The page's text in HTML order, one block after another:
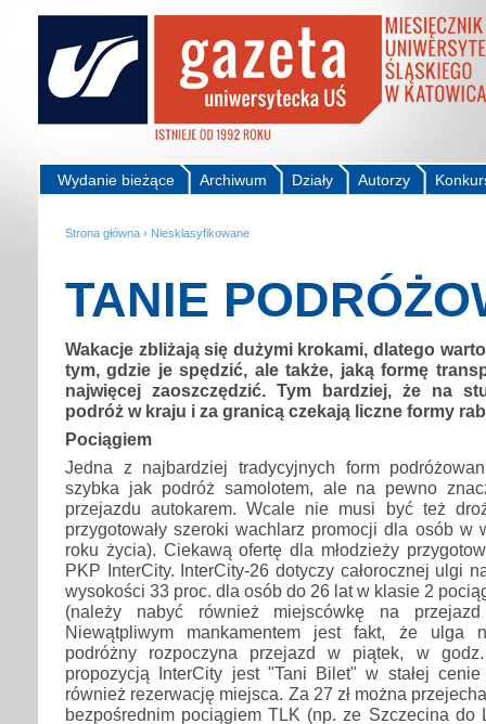
Autorzy
Działy
Archiwum
Wydanie bieżące
Strona główna › Niesklasyfikowane
TANIE
Wakacje zbliżają się dużymi krokami, dlatego
tym, gdzie je spędzić, ale także, jaką formę
najwięcej zaoszczędzić. Tym bardziej, że na
podróż w kraju i za granicą czekają liczne formy
Pociągiem
Jedna z najbardziej tradycyjnych form
szybka jak podróż samolotem, ale na pewno
przejazdu autokarem. Wcale nie musi być też
przygotowały szeroki wachlarz promocji dla osób w
roku życia). Ciekawą ofertę dla młodzieży
PKP InterCity. InterCity-26 dotyczy całorocznej ulgi
wysokości 33 proc. dla osób do 26 lat w klasie 2
(należy nabyć również miejscówkę na
Niewątpliwym mankamentem jest fakt, że ulga
podróżny rozpoczyna przejazd w piątek, w
propozycją InterCity jest "Tani Bilet" w stałej
również rezerwację miejsca. Za 27 zł można
bezpośrednim pociągiem TLK (np. ze Szczecina do